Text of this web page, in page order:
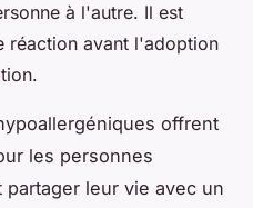
à l'autre. Il est
réaction avant l'adoption
offrent
les personnes
leur vie avec un